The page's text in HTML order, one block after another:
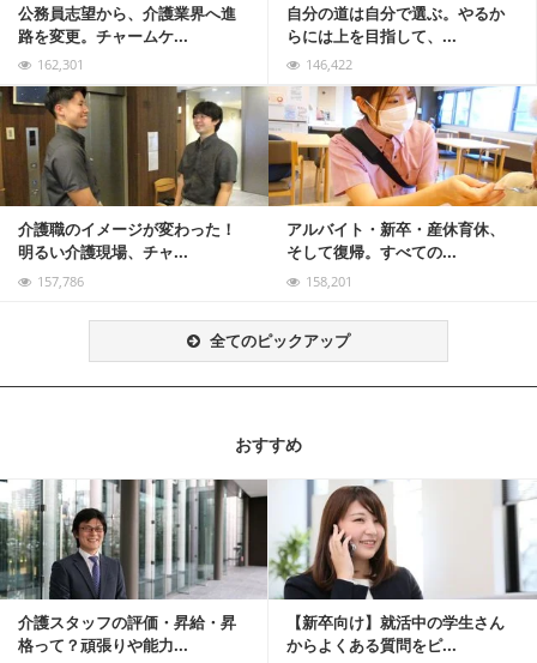
公務員志望から、介護業界へ進
路を変更。チャームケ...
162,301
自分の道は自分で選ぶ。やるか
らには上を目指して、...
146,422
介護職のイメージが変わった！
明るい介護現場、チャ...
157,786
アルバイト・新卒・産休育休、
そして復帰。すべての...
158,201
記事を読む
全てのピックアップ
おすすめ
介護スタッフの評価・昇給・昇
格って？頑張りや能力...
【新卒向け】就活中の学生さん
からよくある質問をピ...
記事を読む